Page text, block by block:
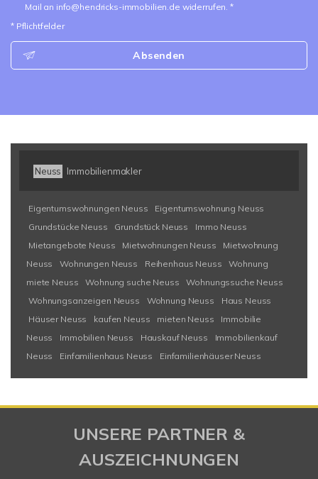
Mail an info@hendricks-immobilien.de widerrufen. *
* Pflichtfelder
Absenden
Neuss Immobilienmakler
Eigentumswohnungen Neuss
Eigentumswohnung Neuss
Grundstücke Neuss
Grundstück Neuss
Immo Neuss
Mietangebote Neuss
Mietwohnungen Neuss
Mietwohnung
Neuss
Wohnungen Neuss Reihenhaus Neuss
Wohnung
miete Neuss
Wohnung suche Neuss
Wohnungssuche Neuss
Wohnungsanzeigen Neuss
Wohnung Neuss
Haus Neuss
Häuser Neuss
kaufen Neuss mieten Neuss
Immobilie
Neuss
Immobilien Neuss Hauskauf Neuss
Immobilienkauf
Neuss
Einfamilienhaus Neuss Einfamilienhäuser Neuss
UNSERE PARTNER &
AUSZEICHNUNGEN